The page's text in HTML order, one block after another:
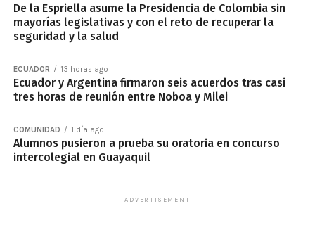
De la Espriella asume la Presidencia de Colombia sin
mayorías legislativas y con el reto de recuperar la
seguridad y la salud
ECUADOR 13 horas ago
Ecuador y Argentina firmaron seis acuerdos tras casi
tres horas de reunión entre Noboa y Milei
COMUNIDAD 1 día ago
Alumnos pusieron a prueba su oratoria en concurso
intercolegial en Guayaquil
ADVERTISEMENT